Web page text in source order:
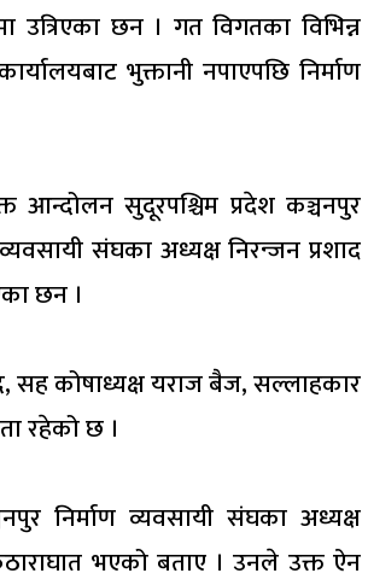
उत्रिएका छन । गत विगतका विभिन्न
भुक्तानी नपाएपछि निर्माण
सुदूरपश्चिम प्रदेश कञ्चनपुर
संघका अध्यक्ष निरन्जन प्रशाद
छन ।
सह कोषाध्यक्ष यराज बैज, सल्लाहकार
रहेको छ ।
निर्माण व्यवसायी संघका अध्यक्ष
भएको बताए । उनले उक्त ऐन